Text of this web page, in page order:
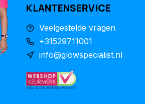
KLANTENSERVICE
Veelgestelde vragen
+31529711001
info@glowspecialist.nl